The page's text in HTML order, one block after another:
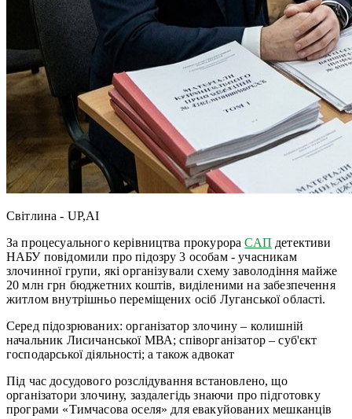
Світлина - UP,AI
За процесуального керівництва прокурораСАП детективи
НАБУ повідомили про підозру 3 особам - учасникам
злочинної групи, які організували схему заволодіння майже
20 млн грн бюджетних коштів, виділеними на забезпечення
житлом внутрішньо переміщених осіб Луганської області.
Серед підозрюваних: організатор злочину – колишній
начальник Лисичанської МВА; співорганізатор – суб'єкт
господарської діяльності; а також адвокат
Під час досудового розслідування встановлено, що
організатори злочину, заздалегідь знаючи про підготовку
програми «Тимчасова оселя» для евакуйованих мешканців